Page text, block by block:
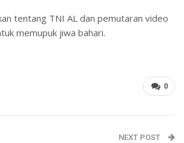
tentang TNI AL dan pemutaran video
memupuk jiwa bahari.
0
NEXT POST